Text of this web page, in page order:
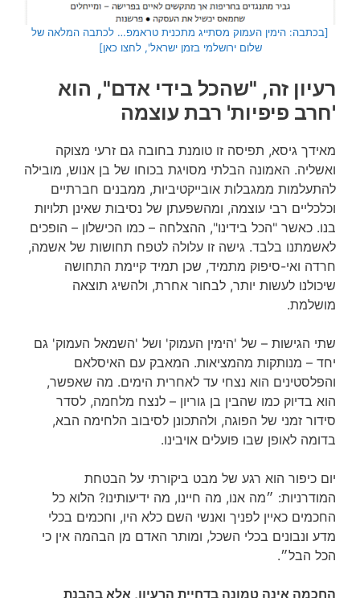
[בכתבה: הימין העמוק מסתייג מתכנית טראמפ… לכתבה המלאה של
שלום ירושלמי בזמן ישראל', לחצו כאן]
רעיון זה, "שהכל בידי אדם", הוא
'חרב פיפיות' רבת עוצמה
מאידך גיסא, תפיסה זו טומנת בחובה גם זרעי מצוקה
ואשליה. האמונה הבלתי מסויגת בכוחו של בן אנוש, מובילה
להתעלמות ממגבלות אובייקטיביות, ממבנים חברתיים
וכלכליים רבי עוצמה, ומהשפעתן של נסיבות שאינן תלויות
בנו. כאשר "הכל בידינו", ההצלחה – כמו הכישלון – הופכים
לאשמתנו בלבד. גישה זו עלולה לטפח תחושות של אשמה,
חרדה ואי-סיפוק מתמיד, שכן תמיד קיימת התחושה
שיכולנו לעשות יותר, לבחור אחרת, ולהשיג תוצאה
מושלמת.
שתי הגישות – של 'הימין העמוק' ושל 'השמאל העמוק' גם
יחד – מנותקות מהמציאות. המאבק עם האיסלאם
והפלסטינים הוא נצחי עד לאחרית הימים. מה שאפשר,
הוא בדיוק כמו שהבין בן גוריון – לנצח מלחמה, לסדר
סידור זמני של הפוגה, ולהתכונן לסיבוב הלחימה הבא,
בדומה לאופן שבו פועלים אויבינו.
יום כיפור הוא רגע של מבט ביקורתי על הבטחת
המודרניות: ״מה אנו, מה חיינו, מה ידיעותינו? הלוא כל
החכמים כאיין לפניך ואנשי השם כלא היו, וחכמים בכלי
מדע ונבונים בכלי השכל, ומותר האדם מן הבהמה אין כי
הכל הבל״.
החכמה אינה טמונה בדחיית הרעיון, אלא בהבנת